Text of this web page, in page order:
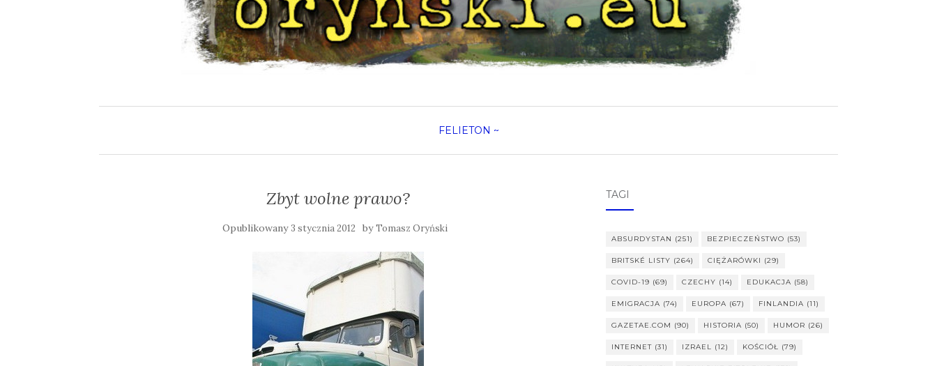
FELIETON ~
Zbyt wolne prawo?
Opublikowany 3 stycznia 2012 byTomasz Oryński
TAGI
ABSURDYSTAN (251) BEZPIECZEŃSTWO (53)
BRITSKÉ LISTY (264) CIĘŻARÓWKI (29)
COVID-19 (69) CZECHY (14) EDUKACJA (58)
EMIGRACJA (74) EUROPA (67) FINLANDIA (11)
GAZETAE.COM (90) HISTORIA (50) HUMOR (26)
INTERNET(31) IZRAEL (12) KOŚCIÓŁ (79)